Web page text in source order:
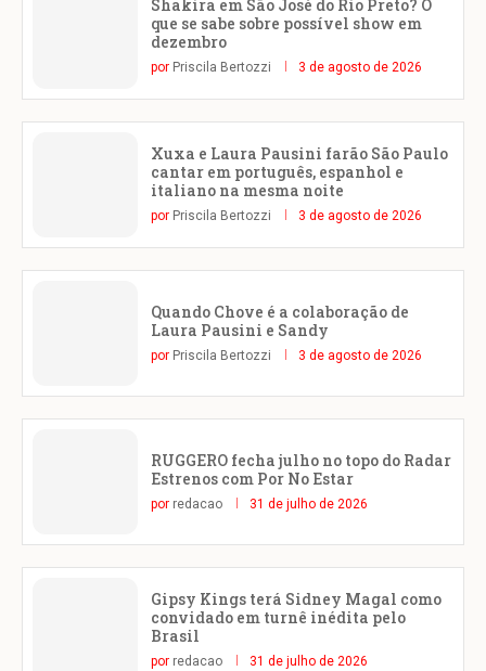
Shakira em São José do Rio Preto? O
que se sabe sobre possível show em
dezembro
por Priscila Bertozzi 3 de agosto de 2026
Xuxa e Laura Pausini farão São Paulo
cantar em português, espanhol e
italiano na mesma noite
por Priscila Bertozzi 3 de agosto de 2026
Quando Chove é a colaboração de
Laura Pausini e Sandy
por Priscila Bertozzi 3 de agosto de 2026
RUGGERO fecha julho no topo do Radar
Estrenos com Por No Estar
por redacao 31 de julho de 2026
Gipsy Kings terá Sidney Magal como
convidado em turnê inédita pelo
Brasil
por redacao 31 de julho de 2026